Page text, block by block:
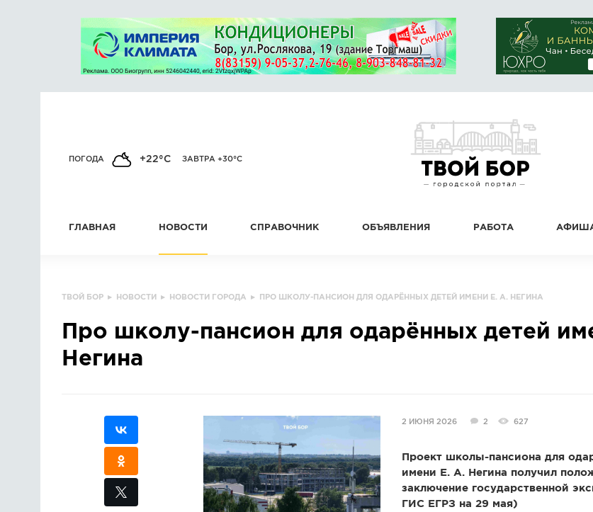
ПОГОДА +22°C ЗАВТРА +30°C
ГЛАВНАЯ НОВОСТИ СПРАВОЧНИК ОБЪЯВЛЕНИЯ РАБОТА
ТВОЙ БОР ▸ НОВОСТИ ▸ НОВОСТИ ГОРОДА ▸ ПРО ШКОЛУ-ПАНСИОН ДЛЯ ОДАРЁННЫХ ДЕТЕЙ ИМЕНИ Е. А. НЕГИНА
Про школу-пансион для одарённых детей
Негина
2 ИЮНЯ 2026 2 627
Проект школы-пансиона для
имени Е. А. Негина получил
заключение государственной
ГИС ЕГРЗ на 29 мая)